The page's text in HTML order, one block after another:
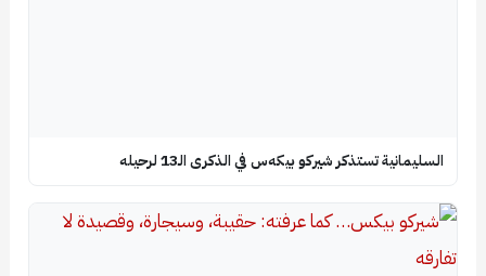
السليمانية تستذكر شيركو بيكه‌س في الذكرى الـ13 لرحيله